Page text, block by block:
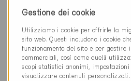
081 286 73 73
info@sanitastroesch.ch
www.sanitastroesch.ch
Gestione dei cookie
Utilizziamo i cookie per offrirle la
sito web. Questi includono i cookie
funzionamento del sito e per gestire
commerciali, così come quelli
scopi statistici anonimi, impostazioni
visualizzare contenuti